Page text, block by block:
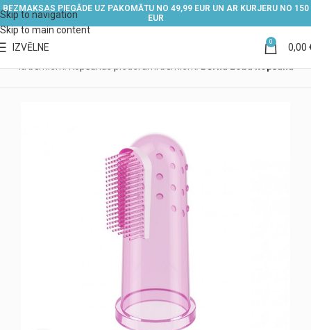
Skip to navigation
Skip to main content
BEZMAKSAS PIEGĀDE UZ PAKOMĀTU NO 49,99 EUR UN AR KURJERU NO 150
EUR
IZVĒLNE 0 0,00